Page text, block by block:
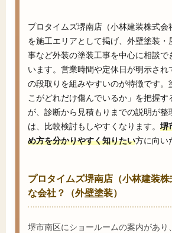
プロタイムズ堺南店（小林建装株式会
を施工エリアとして掲げ、外壁塗装・
事など外装の塗装工事を中心に相談で
います。営業時間や定休日が明示され
の段取りを組みやすいのが特徴です。
こがどれだけ傷んでいるか」を把握す
が、診断から見積もりまでの説明が整
は、比較検討もしやすくなります。 堺
め方を分かりやすく知りたい方に向い
プロタイムズ堺南店（小林建装
な会社？（外壁塗装）
堺市南区にショールームの案内があり